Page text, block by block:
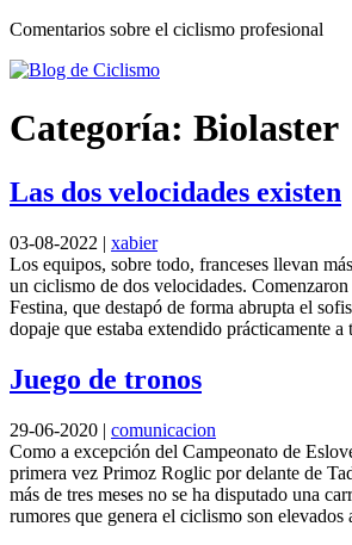
Comentarios sobre el ciclismo profesional
Categoría: Biolaster
Las dos velocidades existen
03-08-2022 | xabier
Los equipos, sobre todo, franceses llevan
un ciclismo de dos velocidades.
Festina, que destapó de forma abrupta el
dopaje que estaba extendido prácticamente a
Juego de tronos
29-06-2020 | comunicacion
Como a excepción del Campeonato de
primera vez Primoz Roglic por delante de
más de tres meses no se ha disputado una
rumores que genera el ciclismo son elevados